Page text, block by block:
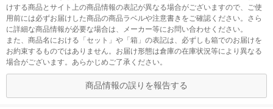
けする商品とサイト上の商品情報の表記が異なる場合がございますので、ご使
用前には必ずお届けした商品の商品ラベルや注意書きをご確認ください。さら
に詳細な商品情報が必要な場合は、メーカー等にお問い合わせください。
また、商品名における「セット」や「箱」の表記は、必ずしも箱でのお届けを
お約束するものではありません。お届け形態は倉庫の在庫状況等により異なる
場合がございます。あらかじめご了承ください。
商品情報の誤りを報告する